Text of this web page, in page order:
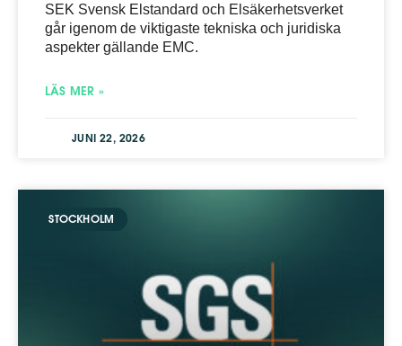
SEK Svensk Elstandard och Elsäkerhetsverket
går igenom de viktigaste tekniska och juridiska
aspekter gällande EMC.
LÄS MER »
JUNI 22, 2026
STOCKHOLM